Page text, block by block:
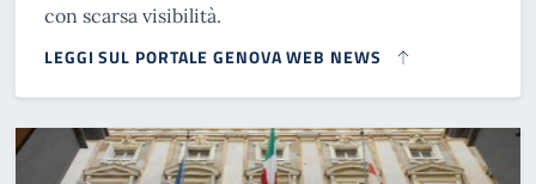
con scarsa visibilità.
LEGGI SUL PORTALE GENOVA WEB NEWS